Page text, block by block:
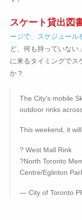
スケート貸出図
ージで、スケジュール
ど、何も持っていない
に来るタイミングでス
か？
The City's mobile
outdoor rinks
This weekend, it
? West Mall Rink
?North Toronto
Centre/Eglinton
— City of Toronto